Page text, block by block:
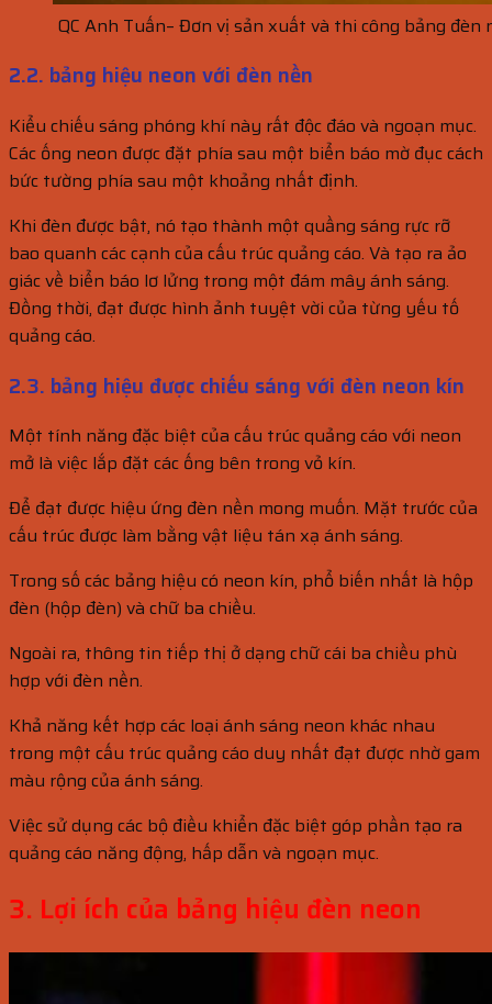
QC Anh Tuấn– Đơn vị sản xuất và thi công bảng
2.2. bảng hiệu neon với đèn nền
Kiểu chiếu sáng phóng khí này rất độc đáo và ngoạn mục.
Các ống neon được đặt phía sau một biển báo mờ đục cách
bức tường phía sau một khoảng nhất định.
Khi đèn được bật, nó tạo thành một quầng sáng rực rỡ
bao quanh các cạnh của cấu trúc quảng cáo. Và tạo ra ảo
giác về biển báo lơ lửng trong một đám mây ánh sáng.
Đồng thời, đạt được hình ảnh tuyệt vời của từng yếu tố
quảng cáo.
2.3. bảng hiệu được chiếu sáng với đèn neon kín
Một tính năng đặc biệt của cấu trúc quảng cáo với neon
mở là việc lắp đặt các ống bên trong vỏ kín.
Để đạt được hiệu ứng đèn nền mong muốn. Mặt trước của
cấu trúc được làm bằng vật liệu tán xạ ánh sáng.
Trong số các bảng hiệu có neon kín, phổ biến nhất là hộp
đèn (hộp đèn) và chữ ba chiều.
Ngoài ra, thông tin tiếp thị ở dạng chữ cái ba chiều phù
hợp với đèn nền.
Khả năng kết hợp các loại ánh sáng neon khác nhau
trong một cấu trúc quảng cáo duy nhất đạt được nhờ gam
màu rộng của ánh sáng.
Việc sử dụng các bộ điều khiển đặc biệt góp phần tạo ra
quảng cáo năng động, hấp dẫn và ngoạn mục.
3. Lợi ích của bảng hiệu đèn neon